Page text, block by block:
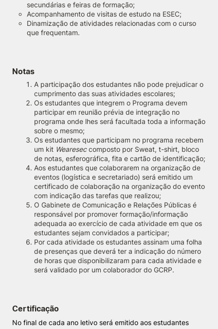
secundárias e feiras de formação;
Acompanhamento de visitas de estudo na ESEC;
Dinamização de atividades relacionadas com o curso
que frequentam.
Notas
A participação dos estudantes não pode prejudicar o
cumprimento das suas atividades escolares;
Os estudantes que integrem o Programa devem
participar em reunião prévia de integração no
programa onde lhes será facultada toda a informação
sobre o mesmo;
Os estudantes que participam no programa recebem
um kit Weareseccomposto por Sweat, t-shirt, bloco
de notas, esferográfica, fita e cartão de identificação;
Aos estudantes que colaborarem na organização de
eventos (logística e secretariado) será emitido um
certificado de colaboração na organização do evento
com indicação das tarefas que realizou;
O Gabinete de Comunicação e Relações Públicas é
responsável por promover formação/informação
adequada ao exercício de cada atividade em que os
estudantes sejam convidados a participar;
Por cada atividade os estudantes assinam uma folha
de presenças que deverá ter a indicação do número
de horas que disponibilizaram para cada atividade e
será validado por um colaborador do GCRP.
Certificação
No final de cada ano letivo será emitido aos estudantes